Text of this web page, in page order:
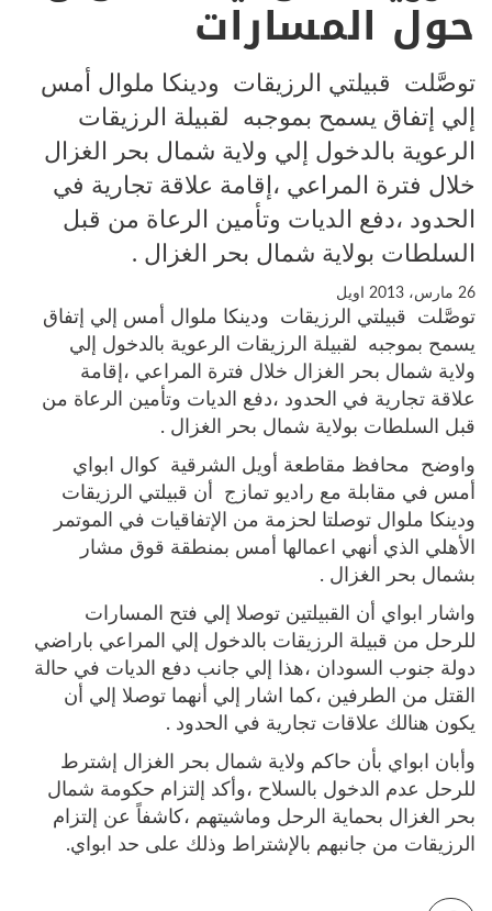
حول المسارات
توصَّلت قبيلتي الرزيقات ودينكا ملوال أمس
إلي إتفاق يسمح بموجبه لقبيلة الرزيقات
الرعوية بالدخول إلي ولاية شمال بحر الغزال
خلال فترة المراعي ،إقامة علاقة تجارية في
الحدود ،دفع الديات وتأمين الرعاة من قبل
السلطات بولاية شمال بحر الغزال .
26 مارس، 2013 اويل
توصَّلت قبيلتي الرزيقات ودينكا ملوال أمس إلي إتفاق
يسمح بموجبه لقبيلة الرزيقات الرعوية بالدخول إلي
ولاية شمال بحر الغزال خلال فترة المراعي ،إقامة
علاقة تجارية في الحدود ،دفع الديات وتأمين الرعاة من
قبل السلطات بولاية شمال بحر الغزال .
واوضح محافظ مقاطعة أويل الشرقية كوال ابواي
أمس في مقابلة مع راديو تمازج أن قبيلتي الرزيقات
ودينكا ملوال توصلتا لحزمة من الإتفاقيات في الموتمر
الأهلي الذي أنهي اعمالها أمس بمنطقة قوق مشار
بشمال بحر الغزال .
واشار ابواي أن القبيلتين توصلا إلي فتح المسارات
للرحل من قبيلة الرزيقات بالدخول إلي المراعي باراضي
دولة جنوب السودان ،هذا إلي جانب دفع الديات في حالة
القتل من الطرفين ،كما اشار إلي أنهما توصلا إلي أن
يكون هنالك علاقات تجارية في الحدود .
وأبان ابواي بأن حاكم ولاية شمال بحر الغزال إشترط
للرحل عدم الدخول بالسلاح ،وأكد إلتزام حكومة شمال
بحر الغزال بحماية الرحل وماشيتهم ،كاشفاً عن إلتزام
الرزيقات من جانبهم بالإشتراط وذلك على حد ابواي.